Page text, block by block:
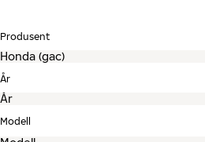
Produsent
År
Modell